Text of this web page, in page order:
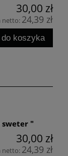
30,00 zł
netto: 24,39 zł
do koszyka
sweter "
30,00 zł
netto: 24,39 zł